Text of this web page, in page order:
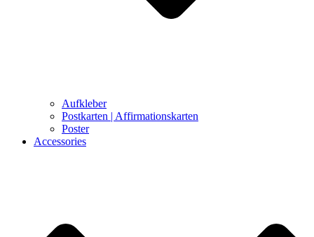
Aufkleber
Postkarten | Affirmationskarten
Poster
Accessories